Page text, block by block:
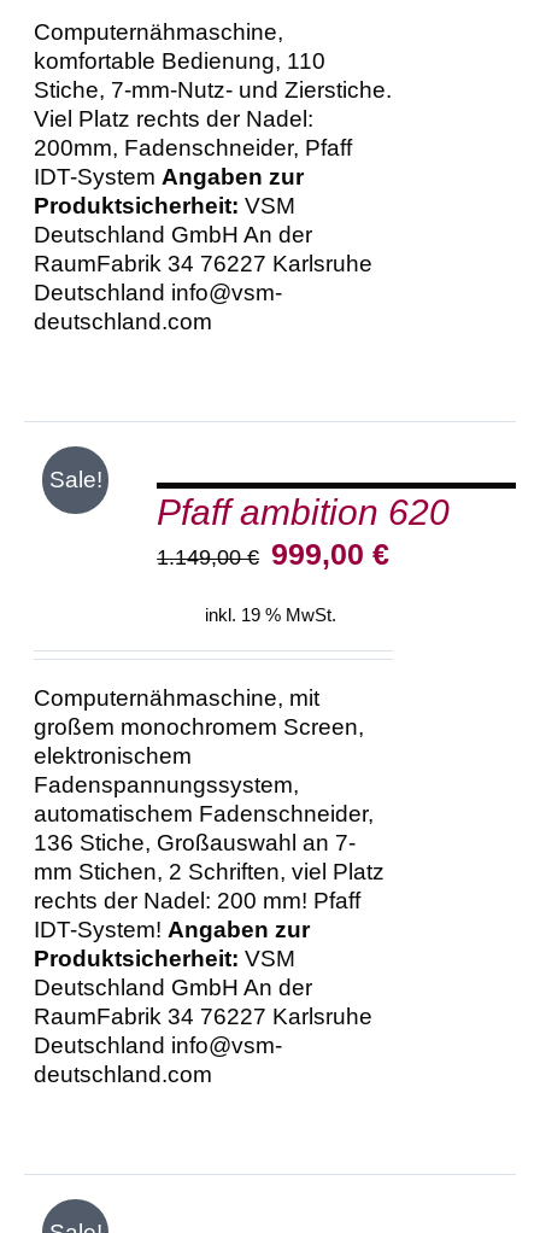
Computernähmaschine,
komfortable Bedienung, 110
Stiche, 7-mm-Nutz- und Zierstiche.
Viel Platz rechts der Nadel:
200mm, Fadenschneider, Pfaff
IDT-SystemAngaben zur
Produktsicherheit: VSM
Deutschland GmbH An der
RaumFabrik 34 76227 Karlsruhe
Deutschland info@vsm-
deutschland.com
Sale!
IN
DEN
WARENKORBPfaff ambition 620
1.149,00€ Ursprünglicher
war:
999,00€Aktueller
inkl. 19 % MwSt.
Computernähmaschine, mit
großem monochromem Screen,
elektronischem
Fadenspannungssystem,
automatischem Fadenschneider,
136 Stiche, Großauswahl an 7-
mm Stichen, 2 Schriften, viel Platz
rechts der Nadel: 200 mm! Pfaff
IDT-System!Angaben zur
Produktsicherheit: VSM
Deutschland GmbH An der
RaumFabrik 34 76227 Karlsruhe
Deutschland info@vsm-
deutschland.com
IN
DEN